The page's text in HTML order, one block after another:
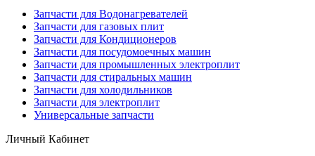
Запчасти для Водонагревателей
Запчасти для газовых плит
Запчасти для Кондиционеров
Запчасти для посудомоечных машин
Запчасти для промышленных электроплит
Запчасти для стиральных машин
Запчасти для холодильников
Запчасти для электроплит
Универсальные запчасти
Личный Кабинет